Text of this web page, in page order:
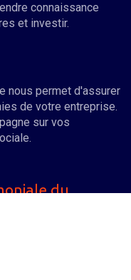
connaissance
et investir.
nous permet d'assurer
de votre entreprise.
sur vos
du